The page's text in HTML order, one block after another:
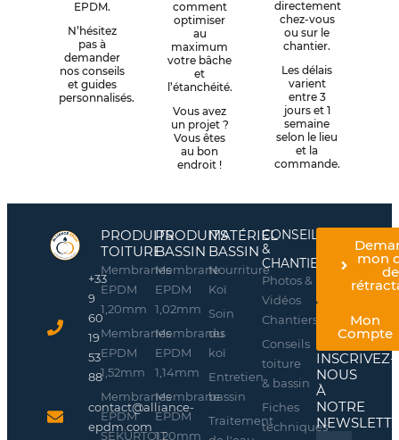
EPDM.
N’hésitez
pas à
demander
nos conseils
et guides
personnalisés.
comment
optimiser
au
maximum
votre bâche
et
l’étanchéité.
Vous avez
un projet ?
Vous êtes
au bon
endroit !
directement
chez-vous
ou sur le
chantier.
Les délais
varient
entre 3
jours et 1
semaine
selon le lieu
et la
commande.
+33
9
60
19
53
88
contact@alliance-
epdm.com
PRODUITS
TOITURE
Membranes
EPDM
1,20mm
Membranes
EPDM
1,52mm
Membranes
EPDM
SEKURTOIT
PRODUITS
BASSIN
Membrane
EPDM
1,02mm
Membranes
EPDM
1,14mm
Membrane
EPDM
1,20mm
MATÉRIEL
BASSIN
Nourriture
Koï
Soin
du
koï
Entretien
bassin
Traitement
CONSEILS
&
CHANTIERS
Photos &
Vidéos
Chantiers
Conseils
toiture
& bassin
Fiches
techniques
mon
de
Mon
Compte
INSCRIVEZ-
NOUS
À
NOTRE